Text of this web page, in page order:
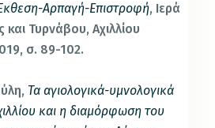
Αρπαγή-Επιστροφή, Ιερά
Τυρνάβου, Αχιλλίου
σ. 89-102.
Τα αγιολογικά-υμνολογικά
και η διαμόρφωση του